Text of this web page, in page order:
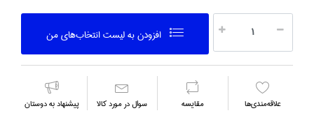
افزودن به ليست انتخاب‌هاي من
علاقه‌مندي‌ها مقايسه سوال در مورد كالا پیشنهاد به دوستان